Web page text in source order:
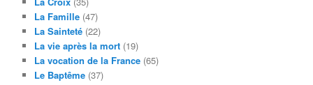
La Famille (47)
La Sainteté (22)
La vie après la mort (19)
La vocation de la France (65)
Le Baptême (37)